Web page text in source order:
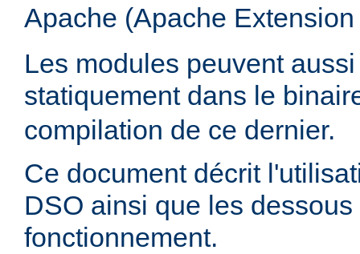
Apache (Apache
Les modules peuvent
statiquement dans le
compilation de ce dernier.
Ce document décrit
DSO ainsi que les
fonctionnement.